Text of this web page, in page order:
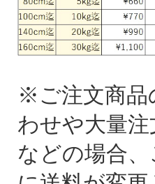
※ご注文商品
わせや大量注
などの場合、